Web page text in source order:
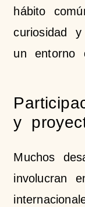
hábito
curiosidad
un entorno
y
Muchos
involucran